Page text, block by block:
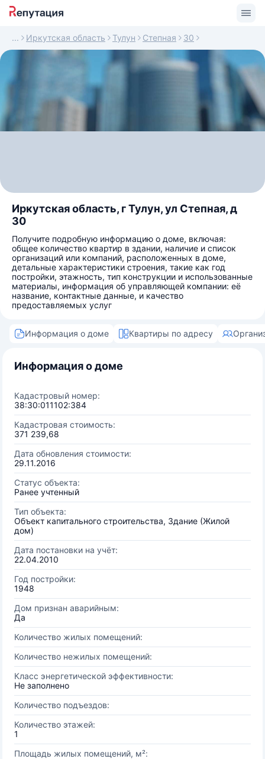
Иркутская область Тулун Степная 30
Иркутская область, г Тулун, ул Степная, д
30
Получите подробную информацию о доме, включая:
общее количество квартир в здании, наличие и список
организаций или компаний, расположенных в доме,
детальные характеристики строения, такие как год
постройки, этажность, тип конструкции и использованные
материалы, информация об управляющей компании: её
название, контактные данные, и качество
предоставляемых услуг
Информация о доме Квартиры по адресу
Информация о доме
Кадастровый номер:
38:30:011102:384
Кадастровая стоимость:
371 239,68
Дата обновления стоимости:
29.11.2016
Статус объекта:
Ранее учтенный
Тип объекта:
Объект капитального строительства, Здание (Жилой
дом)
Дата постановки на учёт:
22.04.2010
Год постройки:
1948
Дом признан аварийным:
Да
Количество жилых помещений:
Количество нежилых помещений:
Класс энергетической эффективности:
Не заполнено
Количество подъездов:
Количество этажей:
1
Площадь жилых помещений, м²: